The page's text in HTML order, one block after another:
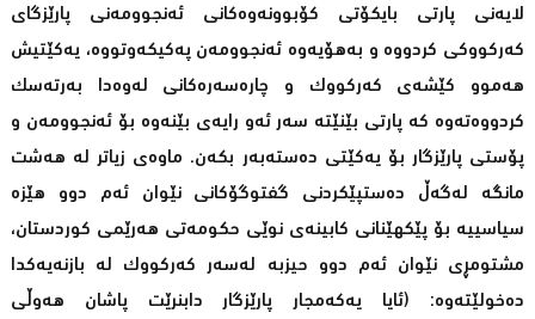
لایەنی پارتی بایكۆتی كۆبوونەوەكانی ئەنجوومەنی پارێزگای
كەركووكی كردووە و بەهۆیەوە ئەنجوومەن پەكیكەوتووە، یەكێتیش
هەموو كێشەی كەركووك و چارەسەرەكانی لەوەدا بەرتەسك
كردووەتەوە كە پارتی بێنێتە سەر ئەو رایەی بێنەوە بۆ ئەنجوومەن و
پۆستی پارێزگار بۆ یەكێتی دەستەبەر بكەن. ماوەی زیاتر لە هەشت
مانگە لەگەڵ دەستپێكردنی گفتوگۆكانی نێوان ئەم دوو هێزە
سیاسییە بۆ پێكهێنانی كابینەی نوێی حكومەتی هەرێمی كوردستان،
مشتومڕی نێوان ئەم دوو حیزبە لەسەر كەركووك لە بازنەیەكدا
دەخولێتەوە: (ئایا یەكەمجار پارێزگار دابنرێت پاشان هەوڵی